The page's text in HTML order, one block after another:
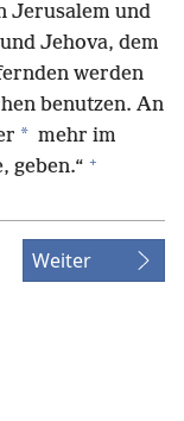
Jerusalem und
Jehova, dem
werden
benutzen. An
* mehr im
geben.“ +
Weiter